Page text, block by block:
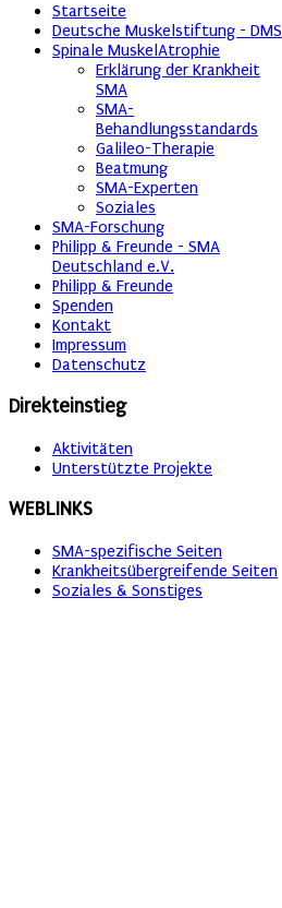
Startseite
Deutsche Muskelstiftung - DMS
Spinale MuskelAtrophie
Erklärung der Krankheit
SMA
SMA-
Behandlungsstandards
Galileo-Therapie
Beatmung
SMA-Experten
Soziales
SMA-Forschung
Philipp & Freunde - SMA
Deutschland e.V.
Philipp & Freunde
Spenden
Kontakt
Impressum
Datenschutz
Direkteinstieg
Aktivitäten
Unterstützte Projekte
WEBLINKS
SMA-spezifische Seiten
Krankheitsübergreifende Seiten
Soziales & Sonstiges